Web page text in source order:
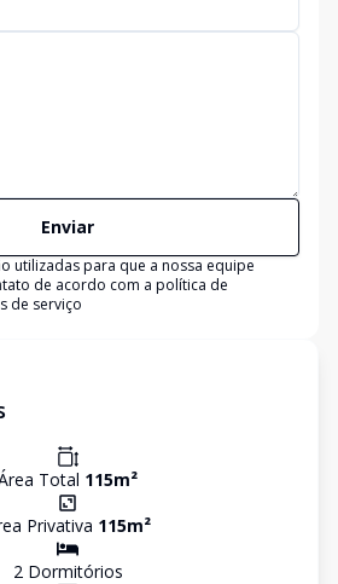
Enviar
utilizadas para que a nossa equipe
de acordo com a política de
de serviço
Total 115m²
Privativa 115m²
2Dormitórios